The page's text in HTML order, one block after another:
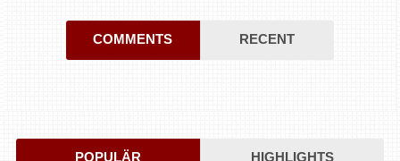
COMMENTS RECENT
POPULÄR HIGHLIGHTS